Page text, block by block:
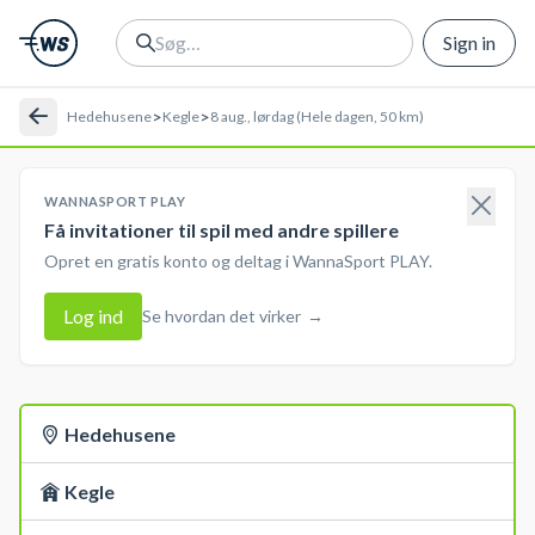
Sign in
Hedehusene>Kegle>8 aug., lørdag (Hele dagen, 50 km)
WANNASPORT PLAY
Få invitationer til spil med andre spillere
Opret en gratis konto og deltag i WannaSport PLAY.
Log ind Se hvordan det virker →
Hedehusene
Kegle